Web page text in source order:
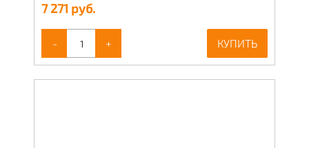
7 271 руб.
- + КУПИТЬ